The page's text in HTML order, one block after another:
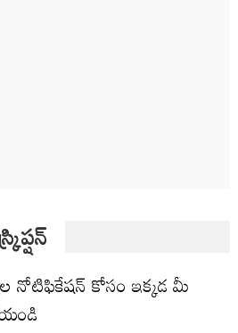
నోటిఫికేషన్ కోసం ఇక్కడ మీ